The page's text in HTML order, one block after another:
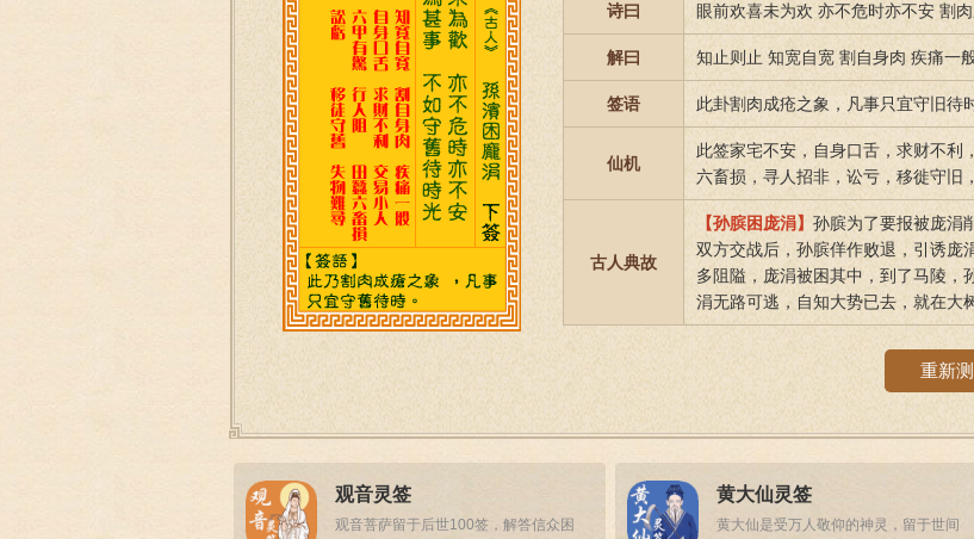
诗曰 眼前欢喜未为欢 亦不危时亦不安 割
解曰 知止则止 知宽自宽 割自身肉 疾痛一
签语 此卦割肉成疮之象，凡事只宜守旧待
仙机
此签家宅不安，自身口舌，求财不利
六畜损，寻人招非，讼亏，移徙守旧
古人典故
【孙膑困庞涓】 孙膑为了要报被庞涓
双方交战后，孙膑佯作败退，引诱庞
多阻隘，庞涓被困其中，到了马陵，
涓无路可逃，自知大势已去，就在大
重新
观音灵签
观音菩萨留于后世100签，解答信众困
黄大仙灵签
黄大仙是受万人敬仰的神灵，留于世间